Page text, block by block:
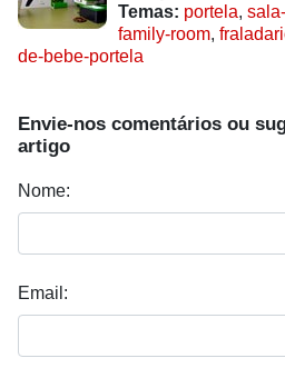
Temas: portela,
family-room,
de-bebe-portela
Envie-nos comentários ou
artigo
Nome:
Email: